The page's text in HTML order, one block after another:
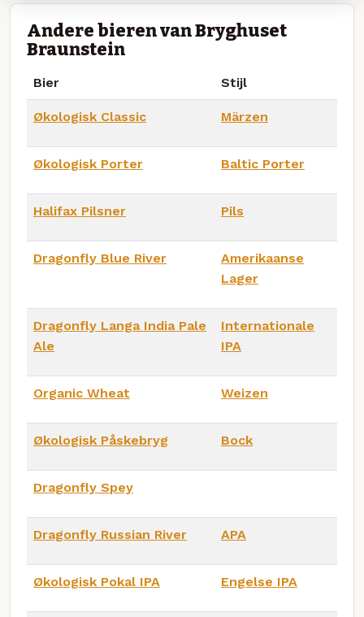
Andere bieren van Bryghuset
Braunstein
Bier Stijl
Økologisk Classic Märzen
Økologisk Porter Baltic Porter
Halifax Pilsner Pils
Dragonfly Blue River
Amerikaanse
Lager
Dragonfly Langa India Pale
Ale
Internationale
IPA
Organic Wheat Weizen
Økologisk Påskebryg Bock
Dragonfly Spey
Dragonfly Russian River APA
Økologisk Pokal IPA Engelse IPA